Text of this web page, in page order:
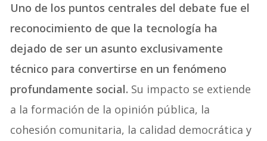
Uno de los puntos centrales del debate fue el
reconocimiento de que la tecnología ha
dejado de ser un asunto exclusivamente
técnico para convertirse en un fenómeno
profundamente social. Su impacto se extiende
a la formación de la opinión pública, la
cohesión comunitaria, la calidad democrática y